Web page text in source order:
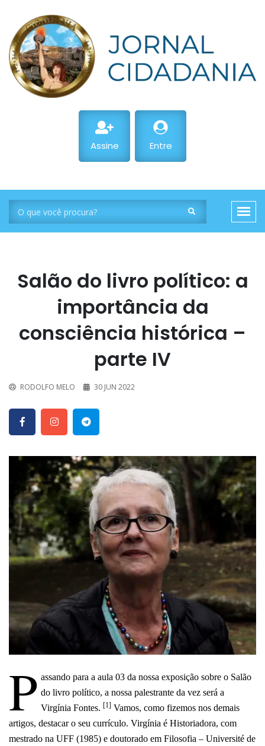
Assine Entre
Salão do livro político: a
importância da
consciência histórica –
parte IV
RODOLFO MELO 30 JUN 2022
P assando para a aula 03 da nossa exposição sobre o Salão
do livro político, a nossa palestrante da vez será a
Virgínia Fontes. [1] Vamos, como fizemos nos demais
artigos, destacar o seu currículo. Virgínia é Historiadora, com
mestrado na UFF (1985) e doutorado em Filosofia – Université de